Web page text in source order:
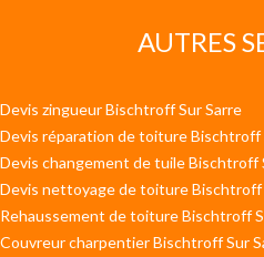
AUTRES
Devis zingueur Bischtroff Sur Sarre
Devis réparation de toiture Bischtroff
Devis changement de tuile Bischtroff
Devis nettoyage de toiture Bischtroff
Rehaussement de toiture Bischtroff
Couvreur charpentier Bischtroff Sur